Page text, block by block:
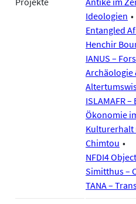
Ideologien
Entangled
Henchir
IANUS –
Archäologie
ISLAMAFR
Ökonomie
Kulturerhalt
Chimtou
NFDI4
Simitthus –
TANA –